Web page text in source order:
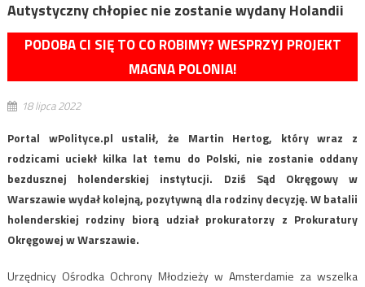
Autystyczny chłopiec nie zostanie wydany Holandii
PODOBA CI SIĘ TO CO ROBIMY? WESPRZYJ PROJEKT
MAGNA POLONIA!
18 lipca 2022
Portal wPolityce.pl ustalił, że Martin Hertog, który wraz z
rodzicami uciekł kilka lat temu do Polski, nie zostanie oddany
bezdusznej holenderskiej instytucji. Dziś Sąd Okręgowy w
Warszawie wydał kolejną, pozytywną dla rodziny decyzję. W batalii
holenderskiej rodziny biorą udział prokuratorzy z Prokuratury
Okręgowej w Warszawie.
Urzędnicy Ośrodka Ochrony Młodzieży w Amsterdamie za wszelka